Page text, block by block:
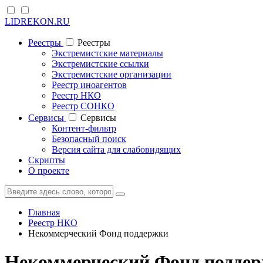
LIDREKON.RU
Реестры
Реестры
Экстремистские материалы
Экстремистские ссылки
Экстремистские организации
Реестр иноагентов
Реестр НКО
Реестр СОНКО
Cервисы
Cервисы
Контент-фильтр
Безопасный поиск
Версия сайта для слабовидящих
Скрипты
О проекте
Главная
Реестр НКО
Некоммерческий Фонд поддержки